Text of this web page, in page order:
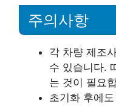
주의사항
각 차량 제조
수 있습니다.
는 것이 필요
초기화 후에